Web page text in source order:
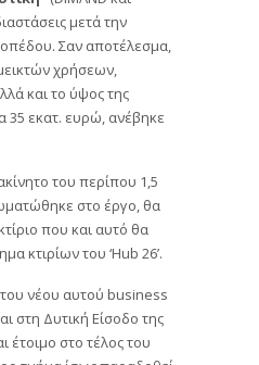
μετά την
Σαν αποτέλεσμα,
χρήσεων,
και το ύψος της
35 εκατ. ευρώ, ανέβηκε
του περίπου 1,5
στο έργο, θα
που και αυτό θα
κτιρίων του ‘Hub 26’.
νέου αυτού business
στη Δυτική Είσοδο της
έτοιμο στο τέλος του